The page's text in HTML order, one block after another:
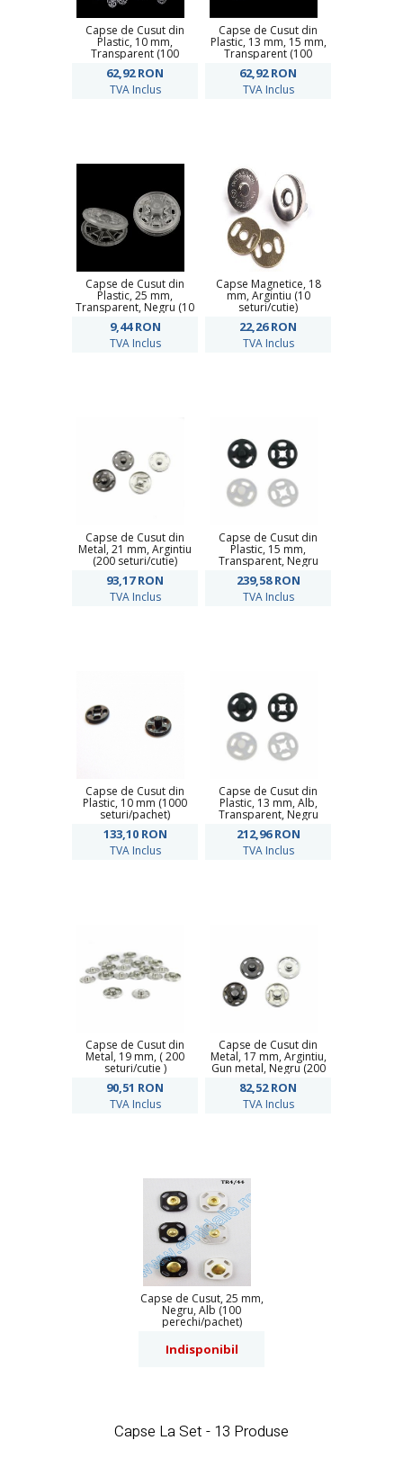
Capse de Cusut din
Plastic, 10 mm,
Transparent (100
62,92RON
TVA Inclus
Capse de Cusut din
Plastic, 13 mm, 15 mm,
Transparent (100
62,92RON
TVA Inclus
Capse de Cusut din
Plastic, 25 mm,
Transparent, Negru (10
9,44RON
TVA Inclus
Capse Magnetice, 18
mm, Argintiu (10
seturi/cutie)
22,26RON
TVA Inclus
Capse de Cusut din
Metal, 21 mm, Argintiu
(200 seturi/cutie)
93,17RON
TVA Inclus
Capse de Cusut din
Plastic, 15 mm,
Transparent, Negru
239,58RON
TVA Inclus
Capse de Cusut din
Plastic, 10 mm (1000
seturi/pachet)
133,10 RON
TVA Inclus
Capse de Cusut din
Plastic, 13 mm, Alb,
Transparent, Negru
212,96RON
TVA Inclus
Capse de Cusut din
Metal, 19 mm, ( 200
seturi/cutie )
90,51 RON
TVA Inclus
Capse de Cusut din
Metal, 17 mm, Argintiu,
Gun metal, Negru (200
82,52RON
TVA Inclus
Capse de Cusut, 25 mm,
Negru, Alb (100
perechi/pachet)
Indisponibil
Capse La Set - 13 Produse